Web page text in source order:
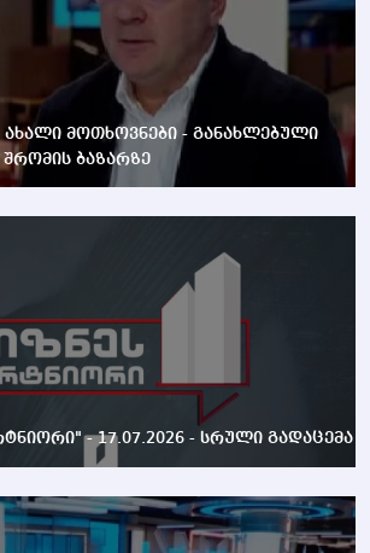
ახალი მოთხოვნები - განახლებული
ბაზარზე
- 17.07.2026 - სრული გადაცემა